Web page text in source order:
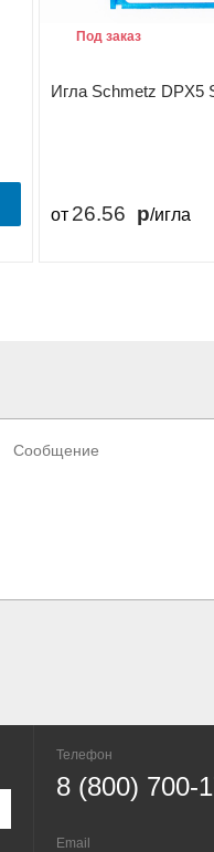
Игла Schmetz DPX5
Под заказ
от 26.56 /игла
Телефон
8 (800) 700-
Email